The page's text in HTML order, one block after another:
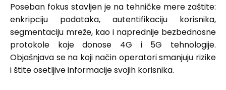
Poseban fokus stavljen je na tehničke mere zaštite:
enkripciju podataka, autentifikaciju korisnika,
segmentaciju mreže, kao i naprednije bezbednosne
protokole koje donose 4G i 5G tehnologije.
Objašnjava se na koji način operatori smanjuju rizike
i štite osetljive informacije svojih korisnika.